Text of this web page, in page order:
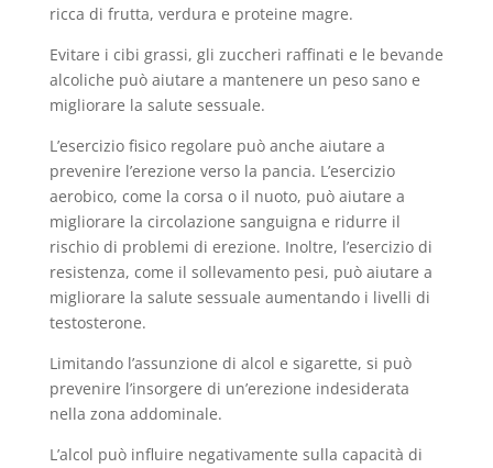
ricca di frutta, verdura e proteine magre.
Evitare i cibi grassi, gli zuccheri raffinati e le bevande
alcoliche può aiutare a mantenere un peso sano e
migliorare la salute sessuale.
L’esercizio fisico regolare può anche aiutare a
prevenire l’erezione verso la pancia. L’esercizio
aerobico, come la corsa o il nuoto, può aiutare a
migliorare la circolazione sanguigna e ridurre il
rischio di problemi di erezione. Inoltre, l’esercizio di
resistenza, come il sollevamento pesi, può aiutare a
migliorare la salute sessuale aumentando i livelli di
testosterone.
Limitando l’assunzione di alcol e sigarette, si può
prevenire l’insorgere di un’erezione indesiderata
nella zona addominale.
L’alcol può influire negativamente sulla capacità di